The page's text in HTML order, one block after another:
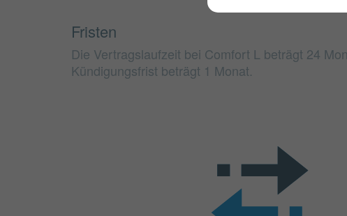
Fristen
Die Vertragslaufzeit bei Comfort L beträgt 24
Kündigungsfrist beträgt 1 Monat.